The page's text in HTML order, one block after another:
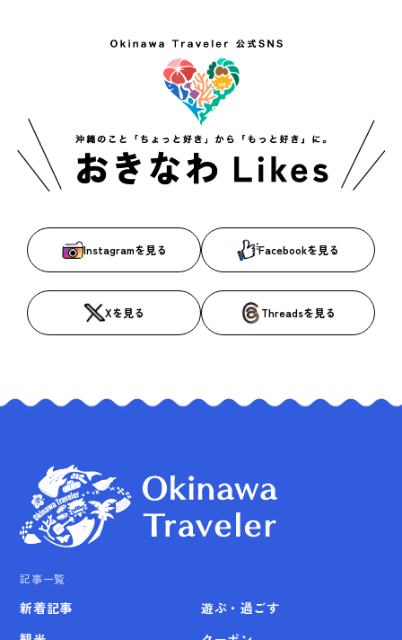
Instagramを見る Facebookを見る
Xを見る Threadsを見る
記事一覧
新着記事
遊ぶ・過ごす